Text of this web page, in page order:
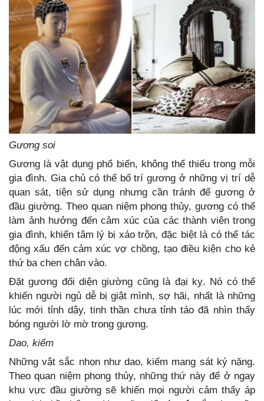
Gương soi
Gương là vật dụng phổ biến, không thể thiếu trong mỗi
gia đình. Gia chủ có thể bố trí gương ở những vị trí dễ
quan sát, tiện sử dụng nhưng cần tránh để gương ở
đầu giường. Theo quan niệm phong thủy, gương có thể
làm ảnh hưởng đến cảm xúc của các thành viên trong
gia đình, khiến tâm lý bị xáo trộn, đặc biệt là có thể tác
động xấu đến cảm xúc vợ chồng, tạo điều kiện cho kẻ
thứ ba chen chân vào.
Đặt gương đối diện giường cũng là đại kỵ. Nó có thể
khiến người ngủ dễ bị giật mình, sợ hãi, nhất là những
lúc mới tỉnh dậy, tinh thần chưa tỉnh táo đã nhìn thấy
bóng người lờ mờ trong gương.
Dao, kiếm
Những vật sắc nhọn như dao, kiếm mang sát ký nặng.
Theo quan niệm phong thủy, những thứ này để ở ngay
khu vực đầu giường sẽ khiến mọi người cảm thấy áp